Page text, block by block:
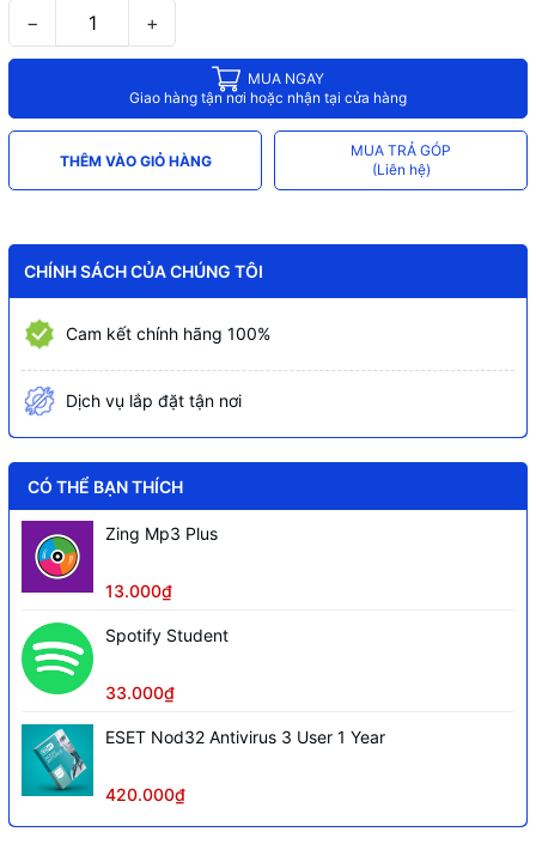
Storage
Storage Support
Up to two drives, 2x M.2 SSD • M.2
2242 SSD up to 1TB
Two M.2 2242 PCIe® 4.0 x4 slots
Card Reader SD Card Reader
Optical
Audio Chip High Definition (HD) Audio
Camera HD 720p with Privacy Shutter
Microphone
Battery Integrated 60Wh
Power Adapter
DESIGN
Display
− +
MUA NGAY
Giao hàng tận nơi hoặc nhận tại cửa hàng
THÊM VÀO GIỎ HÀNG
MUA TRẢ GÓP
(Liên hệ)
CHÍNH SÁCH CỦA CHÚNG TÔI
Cam kết chính hãng 100%
Dịch vụ lắp đặt tận nơi
CÓ THỂ BẠN THÍCH
Zing Mp3 Plus
13.000₫
Spotify Student
33.000₫
ESET Nod32 Antivirus 3 User 1 Year
420.000₫